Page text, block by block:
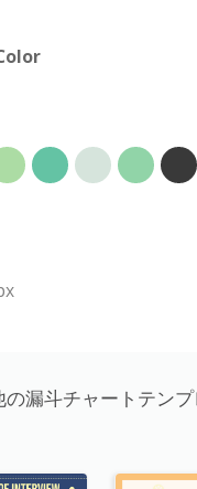
の漏斗チャートテンプ